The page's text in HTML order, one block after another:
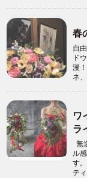
春
自
ド
漫
ネ
ワ
ラ
無
ル
す
テ